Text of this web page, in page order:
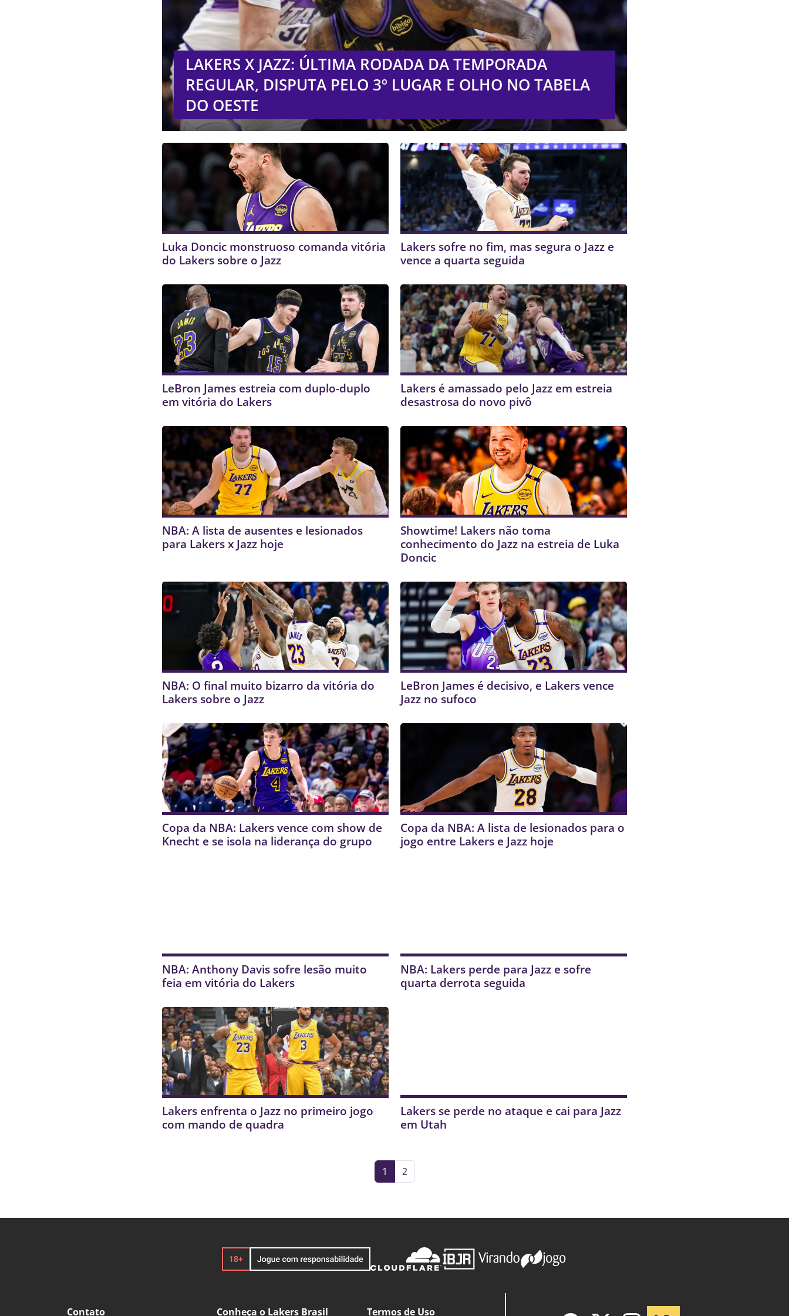
LAKERS X JAZZ: ÚLTIMA RODADA DA TEMPORADA
REGULAR, DISPUTA PELO 3º LUGAR E OLHO NO TABELA
DO OESTE
Luka Doncic monstruoso comanda vitória
do Lakers sobre o Jazz
Lakers sofre no fim, mas segura o Jazz e
vence a quarta seguida
LeBron James estreia com duplo-duplo
em vitória do Lakers
Lakers é amassado pelo Jazz em estreia
desastrosa do novo pivô
NBA: A lista de ausentes e lesionados
para Lakers x Jazz hoje
Showtime! Lakers não toma
conhecimento do Jazz na estreia de Luka
Doncic
NBA: O final muito bizarro da vitória do
Lakers sobre o Jazz
LeBron James é decisivo, e Lakers vence
Jazz no sufoco
Copa da NBA: Lakers vence com show de
Knecht e se isola na liderança do grupo
Copa da NBA: A lista de lesionados para o
jogo entre Lakers e Jazz hoje
NBA: Anthony Davis sofre lesão muito
feia em vitória do Lakers
NBA: Lakers perde para Jazz e sofre
quarta derrota seguida
Lakers enfrenta o Jazz no primeiro jogo
com mando de quadra
Lakers se perde no ataque e cai para Jazz
em Utah
1 2
Contato Conheça o Lakers Brasil Termos de Uso